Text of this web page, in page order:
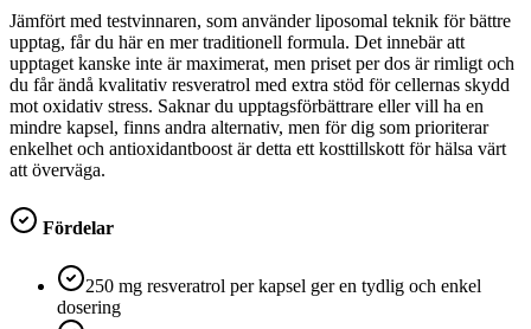
Jämfört med testvinnaren, som använder liposomal teknik för bättre
upptag, får du här en mer traditionell formula. Det innebär att
upptaget kanske inte är maximerat, men priset per dos är rimligt och
du får ändå kvalitativ resveratrol med extra stöd för cellernas skydd
mot oxidativ stress. Saknar du upptagsförbättrare eller vill ha en
mindre kapsel, finns andra alternativ, men för dig som prioriterar
enkelhet och antioxidantboost är detta ett kosttillskott för hälsa värt
att överväga.
Fördelar
250 mg resveratrol per kapsel ger en tydlig och enkel
dosering